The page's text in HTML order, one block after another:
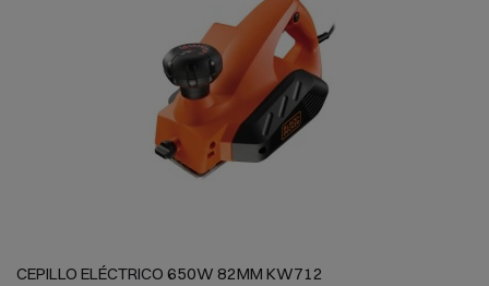
CEPILLO ELÉCTRICO 650W 82MM KW712